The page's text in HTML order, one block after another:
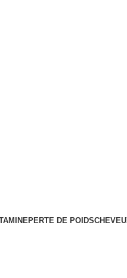
0 dh.
PERTE DE POIDS